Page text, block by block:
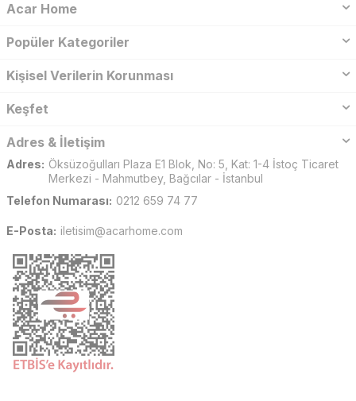
Acar Home
Popüler Kategoriler
Kişisel Verilerin Korunması
Keşfet
Adres & İletişim
Adres: Öksüzoğulları Plaza E1 Blok, No: 5, Kat: 1-4 İstoç Ticaret
Merkezi - Mahmutbey, Bağcılar - İstanbul
Telefon Numarası: 0212 659 74 77
E-Posta: iletisim@acarhome.com